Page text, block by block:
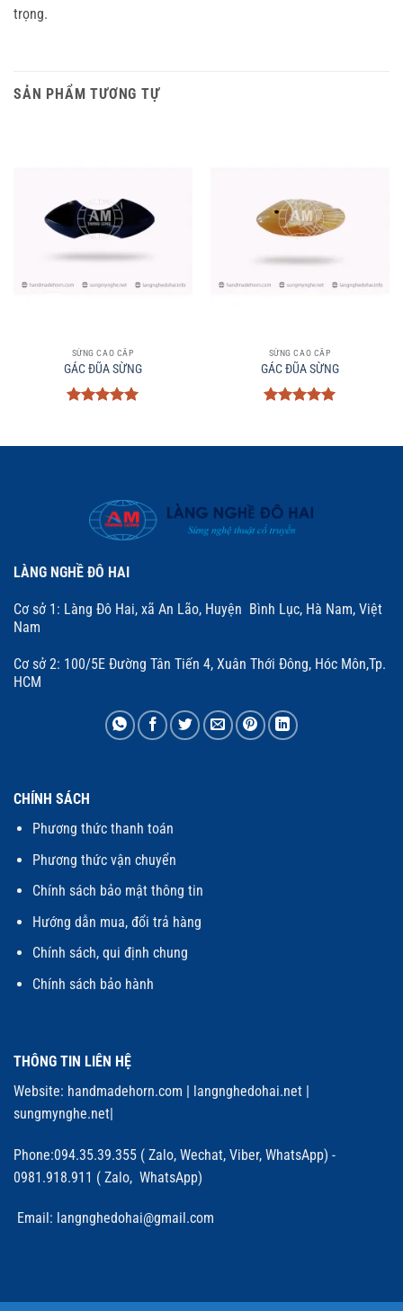
trọng.
SẢN PHẨM TƯƠNG TỰ
SỪNG CAO CẤP
GÁC ĐŨA SỪNG
sao
SỪNG CAO CẤP
GÁC ĐŨA SỪNG
sao
LÀNG NGHỀ ĐÔ HAI
Cơ sở 1: Làng Đô Hai, xã An Lão, Huyện Bình Lục, Hà Nam, Việt
Nam
Cơ sở 2: 100/5E Đường Tân Tiến 4, Xuân Thới Đông, Hóc Môn,Tp.
HCM
CHÍNH SÁCH
Phương thức thanh toán
Phương thức vận chuyển
Chính sách bảo mật thông tin
Hướng dẫn mua, đổi trả hàng
Chính sách, qui định chung
Chính sách bảo hành
THÔNG TIN LIÊN HỆ
Website: handmadehorn.com | langnghedohai.net |
sungmynghe.net|
Phone:094.35.39.355 ( Zalo, Wechat, Viber, WhatsApp) -
0981.918.911 ( Zalo, WhatsApp)
Email: langnghedohai@gmail.com